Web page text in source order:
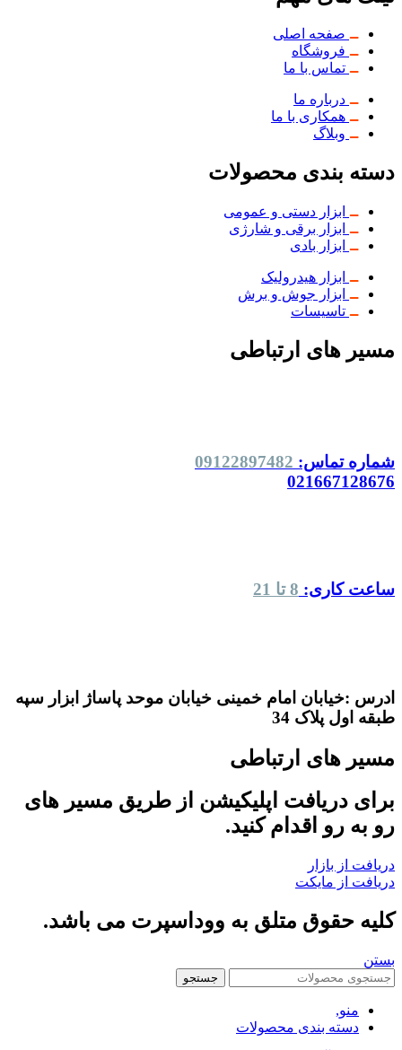
صفحه اصلی
فروشگاه
تماس با ما
درباره ما
همکاری با ما
وبلاگ
دسته بندی محصولات
ابزار دستی و عمومی
ابزار برقی و شارژی
ابزار بادی
ابزار هیدرولیک
ابزار جوش و برش
تاسیسات
مسیر های ارتباطی
شماره تماس: 09122897482
021667128676
ساعت کاری: 8 تا 21
ادرس :خیابان امام خمینی خیابان موحد پاساژ ابزار سپه
طبقه اول پلاک 34
مسیر های ارتباطی
برای دریافت اپلیکیشن از طریق مسیر های
رو به رو اقدام کنید.
دریافت از بازار
دریافت از مایکت
کلیه حقوق متلق به ووداسپرت می باشد.
بستن
جستجو
منو,
دسته بندی محصولات